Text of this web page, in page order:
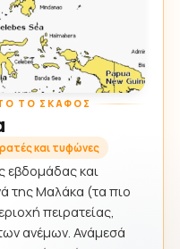
ΤΟ ΣΚΆΦΟΣ
και τυφώνες
εβδομάδας και
της Μαλάκα (τα πιο
πειρατείας,
ανέμων. Ανάμεσά